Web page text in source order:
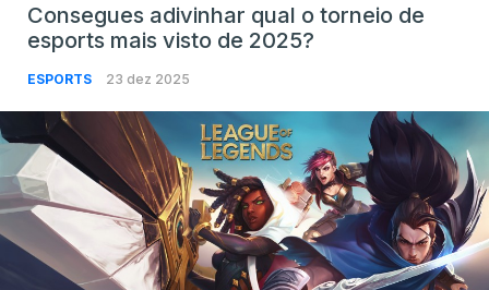
Consegues adivinhar qual o torneio de
esports mais visto de 2025?
ESPORTS 23 dez 2025